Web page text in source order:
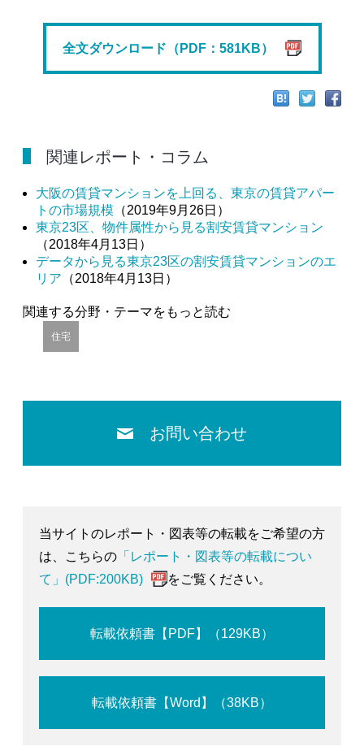
全文ダウンロード（PDF：581KB）
関連レポート・コラム
大阪の賃貸マンションを上回る、東京の賃貸アパー
トの市場規模 （2019年9月26日）
東京23区、物件属性から見る割安賃貸マンション
（2018年4月13日）
データから見る東京23区の割安賃貸マンションのエ
リア （2018年4月13日）
関連する分野・テーマをもっと読む
住宅
お問い合わせ
当サイトのレポート・図表等の転載をご希望の方
は、こちらの 「レポート・図表等の転載につい
て」(PDF:200KB)
をご覧ください。
転載依頼書【PDF】（129KB）
転載依頼書【Word】（38KB）